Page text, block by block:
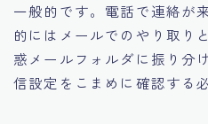
一般的です。電話で連絡が
的にはメールでのやり取り
惑メールフォルダに振り分
信設定をこまめに確認する